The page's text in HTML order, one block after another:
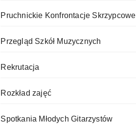
Pruchnickie Konfrontacje Skrzypcowe
Przegląd Szkół Muzycznych
Rekrutacja
Rozkład zajęć
Spotkania Młodych Gitarzystów